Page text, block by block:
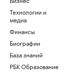
Технологии и
медиа
Финансы
Биографии
База знаний
РБК Образование